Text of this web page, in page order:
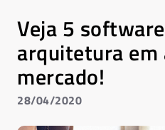
Veja 5
arquitetura em
mercado!
28/04/2020